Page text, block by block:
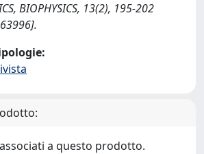
BIOPHYSICS, 13(2), 195-202
a questo prodotto.